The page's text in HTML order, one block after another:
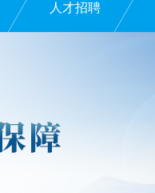
人才招聘